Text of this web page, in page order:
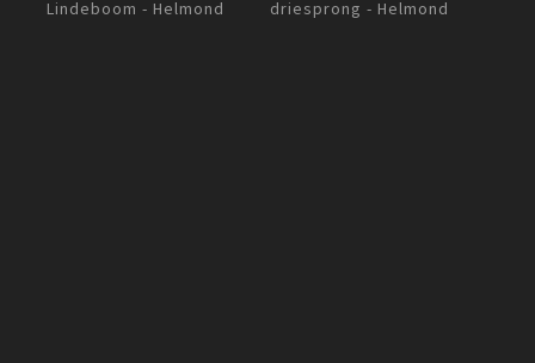
driesprong - Helmond